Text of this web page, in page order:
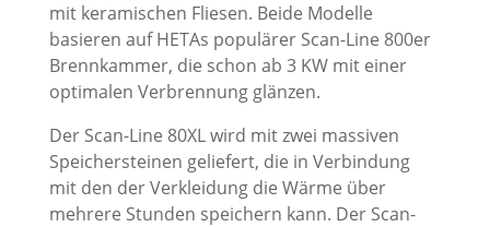
mit keramischen Fliesen. Beide Modelle
basieren auf HETAs populärer Scan-Line 800er
Brennkammer, die schon ab 3 KW mit einer
optimalen Verbrennung glänzen.
Der Scan-Line 80XL wird mit zwei massiven
Speichersteinen geliefert, die in Verbindung
mit den der Verkleidung die Wärme über
mehrere Stunden speichern kann. Der Scan-